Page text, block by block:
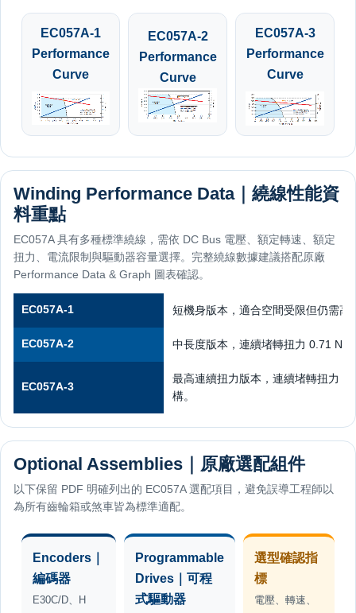
EC057A-1
Performance
Curve
EC057A-2
Performance
Curve
EC057A-3
Performance
Curve
Winding Performance Data｜繞線性能資
料重點
EC057A 具有多種標準繞線，需依 DC Bus 電壓、額定轉速、額定
扭力、電流限制與驅動器容量選擇。完整繞線數據建議搭配原廠
Performance Data & Graph 圖表確認。
EC057A-1 短機身版本，適合空間受限但仍需
EC057A-2 中長度版本，連續堵轉扭力 0.71
EC057A-3
最高連續扭力版本，連續堵轉扭力
構。
Optional Assemblies｜原廠選配組件
以下保留 PDF 明確列出的 EC057A 選配項目，避免誤導工程師以
為所有齒輪箱或煞車皆為標準適配。
Encoders｜
編碼器
E30C/D、H
Programmable
Drives｜可程
式驅動器
選型確認指
標
電壓、轉速、